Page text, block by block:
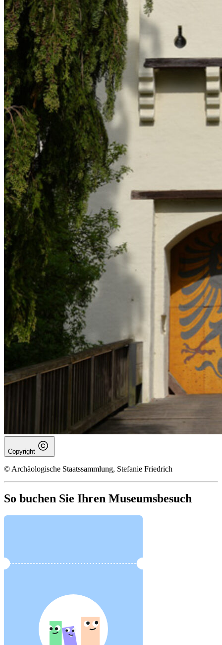
Copyright
© Archäologische Staatssammlung, Stefanie Friedrich
So buchen Sie Ihren Museumsbesuch